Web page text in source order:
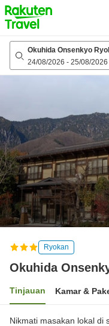
to
top
page
Okuhida Onsenkyo
24/08/2026 - 25/08/2026
Ryokan
Okuhida
Tinjauan Kamar &
Nikmati masakan lokal di